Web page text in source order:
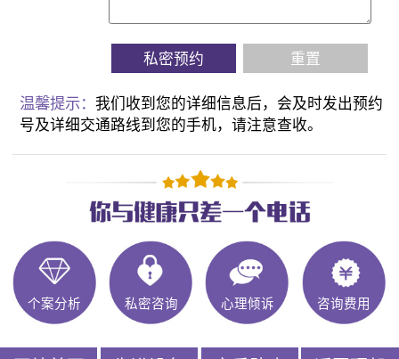
私密预约 重置
温馨提示：我们收到您的详细信息后，会及时发出预约
号及详细交通路线到您的手机，请注意查收。
个案分析 私密咨询 心理倾诉 咨询费用